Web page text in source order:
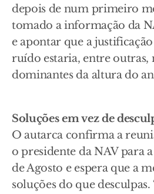
depois de num primeiro
tomado a informação da
e apontar que a
ruído estaria, entre outras,
dominantes da altura do
Soluções em vez de
O autarca confirma a
o presidente da NAV para
de Agosto e espera que a
soluções do que desculpas.